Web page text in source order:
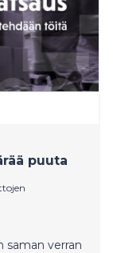
puuta
saman verran